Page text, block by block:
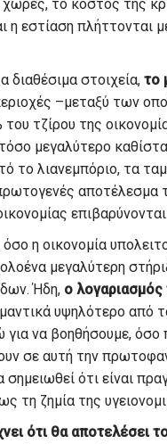
το κόστος της
η εστίαση
διαθέσιμα στοιχεία, το
–μεταξύ των
τζίρου της
μεγαλύτερο
το λιανεμπόριο, τα
αποτέλεσμα
η οικονομία
μεγαλύτερη
Ήδη, ο λογαριασμός
υψηλότερο από
να βοηθήσουμε, όσο
σε αυτή την
ότι είναι
τη ζημία της
ότι θα αποτελέσει